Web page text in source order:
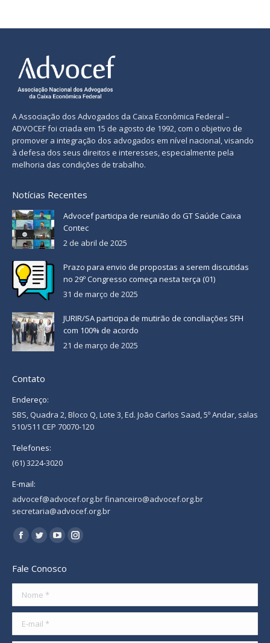
A Associação dos Advogados da Caixa Econômica Federal –
ADVOCEF foi criada em 15 de agosto de 1992, com o objetivo de
promover a integração dos advogados em nível nacional, visando
à defesa dos seus direitos e interesses, especialmente pela
melhoria das condições de trabalho.
Notícias Recentes
Advocef participa de reunião do GT Saúde Caixa
Contec
2 de abril de 2025
Prazo para envio de propostas a serem discutidas
no 29º Congresso começa nesta terça (01)
31 de março de 2025
JURIR/SA participa de mutirão de conciliações SFH
com 100% de acordo
21 de março de 2025
Contato
Endereço:
SBS, Quadra 2, Bloco Q, Lote 3, Ed. João Carlos Saad, 5º Andar, salas
510/511 CEP 70070-120
Telefones:
(61) 3224-3020
E-mail:
advocef@advocef.org.br financeiro@advocef.org.br
secretaria@advocef.org.br
Encontre-nos em:
Facebook
opens
new
window
Twitter
opens
new
window
YouTube
opens
new
Instagram
new
Fale Conosco